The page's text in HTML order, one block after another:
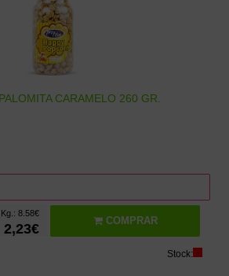
CARAMELO 260 GR.
8.58€
2,23€
COMPRAR
Stock: